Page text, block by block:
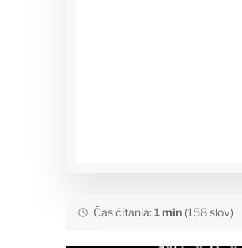
Čas čítania:1 min(158 slov)